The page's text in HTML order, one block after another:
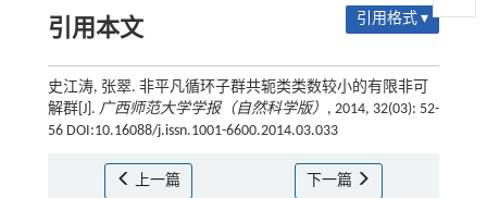
引用本文 引用格式 ▾
史江涛, 张翠. 非平凡循环子群共轭类类数较小的有限非可
解群[J]. 广西师范大学学报（自然科学版） , 2014, 32(03): 52-
56 DOI:10.16088/j.issn.1001-6600.2014.03.033
上一篇 下一篇